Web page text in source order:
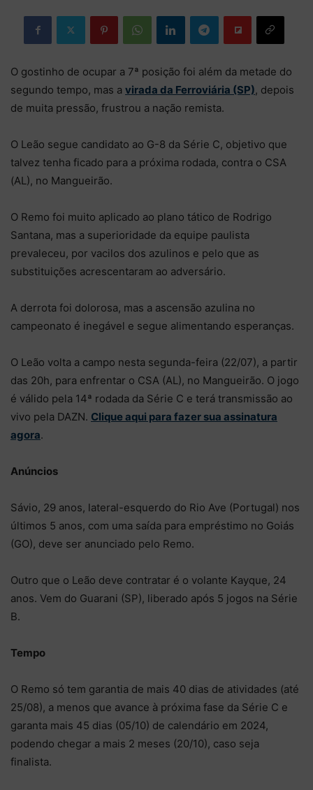
O gostinho de ocupar a 7ª posição foi além da metade do
segundo tempo, mas a virada da Ferroviária (SP), depois
de muita pressão, frustrou a nação remista.
O Leão segue candidato ao G-8 da Série C, objetivo que
talvez tenha ficado para a próxima rodada, contra o CSA
(AL), no Mangueirão.
O Remo foi muito aplicado ao plano tático de Rodrigo
Santana, mas a superioridade da equipe paulista
prevaleceu, por vacilos dos azulinos e pelo que as
substituições acrescentaram ao adversário.
A derrota foi dolorosa, mas a ascensão azulina no
campeonato é inegável e segue alimentando esperanças.
O Leão volta a campo nesta segunda-feira (22/07), a partir
das 20h, para enfrentar o CSA (AL), no Mangueirão. O jogo
é válido pela 14ª rodada da Série C e terá transmissão ao
vivo pela DAZN. Clique aqui para fazer sua assinatura
agora.
Anúncios
Sávio, 29 anos, lateral-esquerdo do Rio Ave (Portugal) nos
últimos 5 anos, com uma saída para empréstimo no Goiás
(GO), deve ser anunciado pelo Remo.
Outro que o Leão deve contratar é o volante Kayque, 24
anos. Vem do Guarani (SP), liberado após 5 jogos na Série
B.
Tempo
O Remo só tem garantia de mais 40 dias de atividades (até
25/08), a menos que avance à próxima fase da Série C e
garanta mais 45 dias (05/10) de calendário em 2024,
podendo chegar a mais 2 meses (20/10), caso seja
finalista.